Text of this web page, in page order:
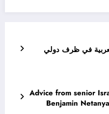
رئيس الجمهورية… القمة العربية في ظرف دولي
Advice from senior
Benjamin